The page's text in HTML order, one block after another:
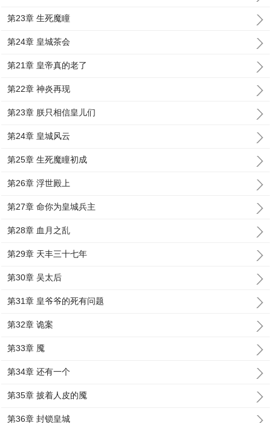
第23章 生死魔瞳
第24章 皇城茶会
第21章 皇帝真的老了
第22章 神炎再现
第23章 朕只相信皇儿们
第24章 皇城风云
第25章 生死魔瞳初成
第26章 浮世殿上
第27章 命你为皇城兵主
第28章 血月之乱
第29章 天丰三十七年
第30章 吴太后
第31章 皇爷爷的死有问题
第32章 诡案
第33章 魇
第34章 还有一个
第35章 披着人皮的魇
第36章 封锁皇城